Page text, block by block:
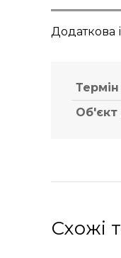
Додаткова
Об'єкт
Схожі